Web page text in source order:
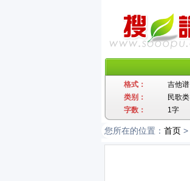
格式： 吉他谱
类别：
民歌类
字数：
1字
您所在的位置： 首页 >